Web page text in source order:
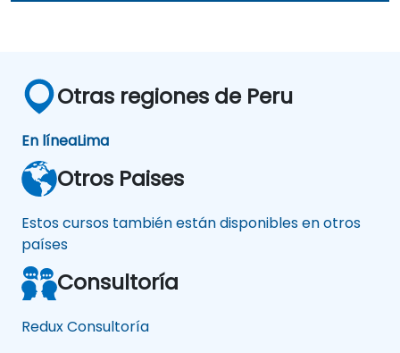
Otras regiones de Peru
En líneaLima
Otros Paises
Estos cursos también están disponibles en otros
países
Consultoría
Redux Consultoría